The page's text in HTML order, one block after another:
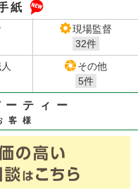
紙
現場監督
32件
その他
5件
ティー
客様